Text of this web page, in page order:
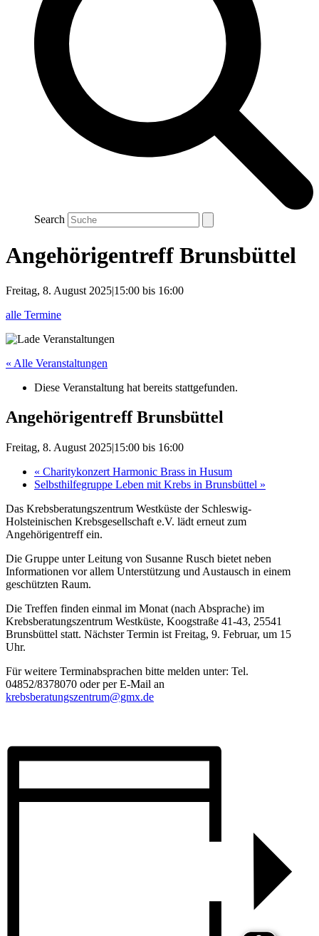
Search
Angehörigentreff Brunsbüttel
Freitag, 8. August 2025|15:00 bis 16:00
alle Termine
« Alle Veranstaltungen
Diese Veranstaltung hat bereits stattgefunden.
Angehörigentreff Brunsbüttel
Freitag, 8. August 2025|15:00 bis 16:00
« Charitykonzert Harmonic Brass in Husum
Selbsthilfegruppe Leben mit Krebs in Brunsbüttel »
Das Krebsberatungszentrum Westküste der Schleswig-
Holsteinischen Krebsgesellschaft e.V. lädt erneut zum
Angehörigentreff ein.
Die Gruppe unter Leitung von Susanne Rusch bietet neben
Informationen vor allem Unterstützung und Austausch in einem
geschützten Raum.
Die Treffen finden einmal im Monat (nach Absprache) im
Krebsberatungszentrum Westküste, Koogstraße 41-43, 25541
Brunsbüttel statt. Nächster Termin ist Freitag, 9. Februar, um 15
Uhr.
Für weitere Terminabsprachen bitte melden unter: Tel.
04852/8378070 oder per E-Mail an
krebsberatungszentrum@gmx.de